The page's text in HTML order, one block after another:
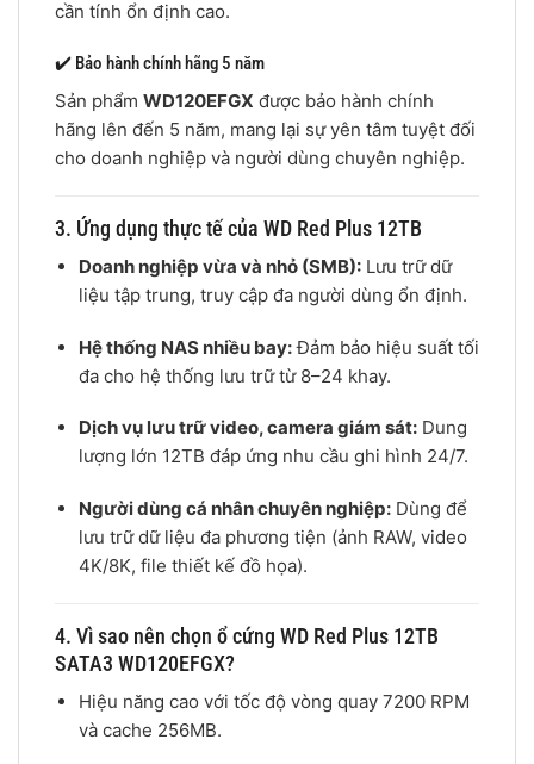
cần tính ổn định cao.
✔️ Bảo hành chính hãng 5 năm
Sản phẩm WD120EFGX được bảo hành chính
hãng lên đến 5 năm, mang lại sự yên tâm tuyệt đối
cho doanh nghiệp và người dùng chuyên nghiệp.
3. Ứng dụng thực tế của WD Red Plus 12TB
Doanh nghiệp vừa và nhỏ (SMB):Lưu trữ dữ
liệu tập trung, truy cập đa người dùng ổn định.
Hệ thống NAS nhiều bay:Đảm bảo hiệu suất tối
đa cho hệ thống lưu trữ từ 8–24 khay.
Dịch vụ lưu trữ video, camera giám sát:Dung
lượng lớn 12TB đáp ứng nhu cầu ghi hình 24/7.
Người dùng cá nhân chuyên nghiệp:Dùng để
lưu trữ dữ liệu đa phương tiện (ảnh RAW, video
4K/8K, file thiết kế đồ họa).
4. Vì sao nên chọn ổ cứng WD Red Plus 12TB
SATA3 WD120EFGX?
Hiệu năng cao với tốc độ vòng quay 7200 RPM
và cache 256MB.